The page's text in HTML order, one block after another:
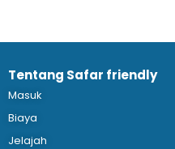
Tentang Safar friendly
Masuk
Biaya
Jelajah